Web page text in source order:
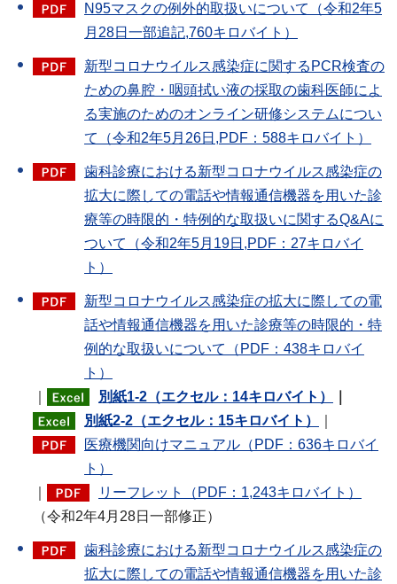
N95マスクの例外的取扱いについて（令和2年5
月28日一部追記,760キロバイト）
新型コロナウイルス感染症に関するPCR検査の
ための鼻腔・咽頭拭い液の採取の歯科医師によ
る実施のためのオンライン研修システムについ
て（令和2年5月26日,PDF：588キロバイト）
歯科診療における新型コロナウイルス感染症の
拡大に際しての電話や情報通信機器を用いた診
療等の時限的・特例的な取扱いに関するQ&Aに
ついて（令和2年5月19日,PDF：27キロバイ
ト）
新型コロナウイルス感染症の拡大に際しての電
話や情報通信機器を用いた診療等の時限的・特
例的な取扱いについて（PDF：438キロバイ
ト）
別紙1-2（エクセル：14キロバイト）
別紙2-2（エクセル：15キロバイト）
医療機関向けマニュアル（PDF：636キロバイ
ト）
リーフレット（PDF：1,243キロバイト）
（令和2年4月28日一部修正）
歯科診療における新型コロナウイルス感染症の
拡大に際しての電話や情報通信機器を用いた診